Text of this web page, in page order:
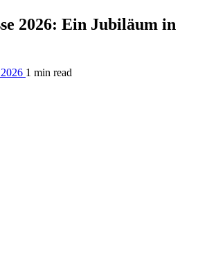
2026: Ein Jubiläum in
1 min read